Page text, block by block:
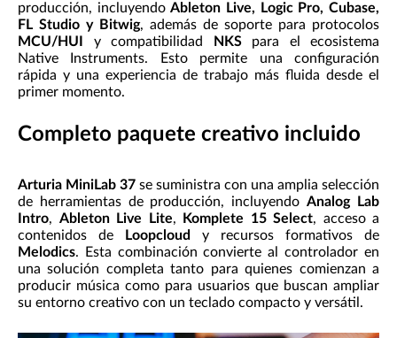
producción, incluyendoAbleton Live, Logic Pro, Cubase,
FL Studio y Bitwig, además de soporte para protocolos
MCU/HUI
y compatibilidad NKSpara el ecosistema
Native Instruments. Esto permite una configuración
rápida y una experiencia de trabajo más fluida desde el
primer momento.
Completo paquete creativo incluido
Arturia MiniLab 37 se suministra con una amplia selección
de herramientas de producción, incluyendoAnalog Lab
Intro, Ableton Live Lite, Komplete 15 Select, acceso a
contenidos de
Loopcloud
y recursos formativos de
Melodics. Esta combinación convierte al controlador en
una solución completa tanto para quienes comienzan a
producir música como para usuarios que buscan ampliar
su entorno creativo con un teclado compacto y versátil.